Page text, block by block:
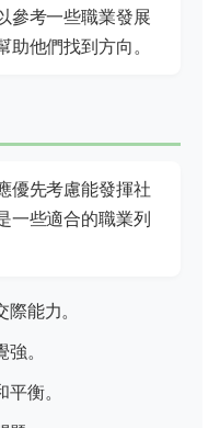
參考一些職業發展
他們找到方向。
優先考慮能發揮社
一些適合的職業列
能力。
。
衡。